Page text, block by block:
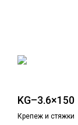
KG–3.6×150
Крепеж и стяжки